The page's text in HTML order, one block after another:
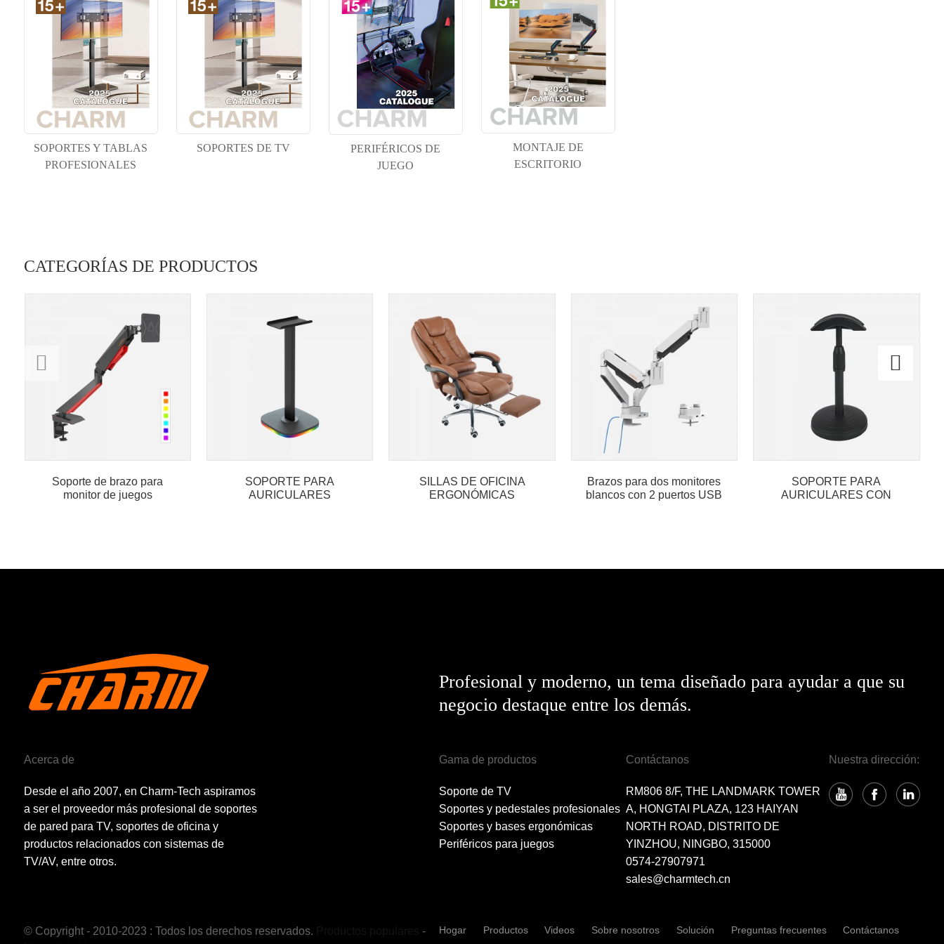
SOPORTES Y TABLAS
PROFESIONALES
SOPORTES DE TV
PERIFÉRICOS DE
JUEGO
MONTAJE DE
ESCRITORIO
CATEGORÍAS DE PRODUCTOS
Soporte de brazo para
monitor de juegos
SOPORTE PARA
AURICULARES
SILLAS DE OFICINA
ERGONÓMICAS
Brazos para dos monitores
blancos con 2 puertos USB
SOPORTE PARA
AURICULARES CON
Profesional y moderno, un tema diseñado para ayudar a que su
negocio destaque entre los demás.
Acerca de
Desde el año 2007, en Charm-Tech aspiramos
a ser el proveedor más profesional de soportes
de pared para TV, soportes de oficina y
productos relacionados con sistemas de
TV/AV, entre otros.
Gama de productos
Soporte de TV
Soportes y pedestales profesionales
Soportes y bases ergonómicas
Periféricos para juegos
Contáctanos
RM806 8/F, THE LANDMARK TOWER
A, HONGTAI PLAZA, 123 HAIYAN
NORTH ROAD, DISTRITO DE
YINZHOU, NINGBO, 315000
0574-27907971
sales@charmtech.cn
Nuestra dirección:
© Copyright - 2010-2023 : Todos los derechos reservados.
-
Hogar Productos Videos Sobre nosotros Solución Preguntas frecuentes Contáctanos